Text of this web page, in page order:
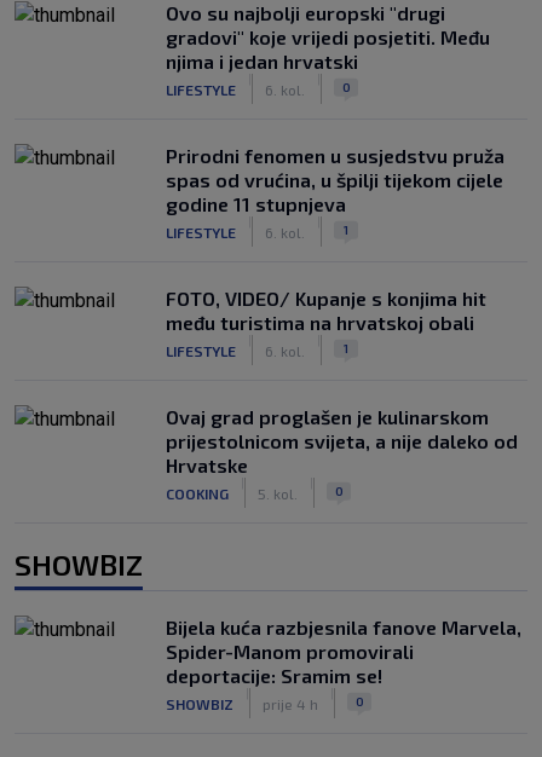
Ovo su najbolji europski "drugi
gradovi" koje vrijedi posjetiti. Među
njima i jedan hrvatski
LIFESTYLE 6. kol. 0
Prirodni fenomen u susjedstvu pruža
spas od vrućina, u špilji tijekom cijele
godine 11 stupnjeva
LIFESTYLE 6. kol. 1
FOTO, VIDEO/ Kupanje s konjima hit
među turistima na hrvatskoj obali
LIFESTYLE 6. kol. 1
Ovaj grad proglašen je kulinarskom
prijestolnicom svijeta, a nije daleko od
Hrvatske
COOKING 5. kol. 0
SHOWBIZ
Bijela kuća razbjesnila fanove Marvela,
Spider-Manom promovirali
deportacije: Sramim se!
SHOWBIZ prije 4 h 0